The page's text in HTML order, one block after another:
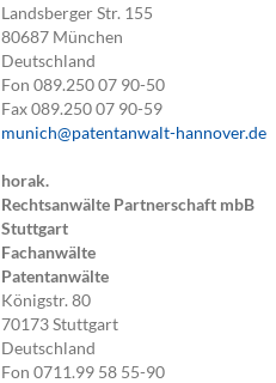
Landsberger Str. 155
80687 München
Deutschland
Fon089.250 07 90-50
Fax089.250 07 90-59
munich@patentanwalt-hannover.de
horak.
Rechtsanwälte Partnerschaft mbB
Stuttgart
Fachanwälte
Patentanwälte
Königstr. 80
70173Stuttgart
Deutschland
Fon0711.99 58 55-90